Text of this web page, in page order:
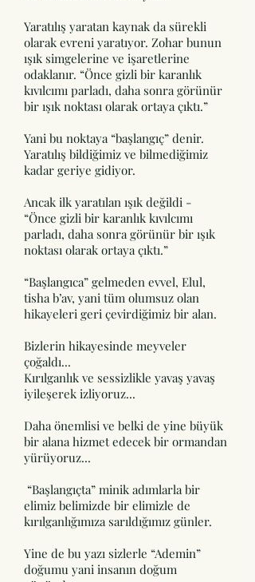
Yaratılış yaratan kaynak da sürekli
olarak evreni yaratıyor. Zohar bunun
ışık simgelerine ve işaretlerine
odaklanır. “Önce gizli bir karanlık
kıvılcımı parladı, daha sonra görünür
bir ışık noktası olarak ortaya çıktı.”
Yani bu noktaya “başlangıç” denir.
Yaratılış bildiğimiz ve bilmediğimiz
kadar geriye gidiyor.
Ancak ilk yaratılan ışık değildi -
“Önce gizli bir karanlık kıvılcımı
parladı, daha sonra görünür bir ışık
noktası olarak ortaya çıktı.”
“Başlangıca” gelmeden evvel, Elul,
tisha b’av, yani tüm olumsuz olan
hikayeleri geri çevirdiğimiz bir alan.
Bizlerin hikayesinde meyveler
çoğaldı...
Kırılganlık ve sessizlikle yavaş yavaş
iyileşerek izliyoruz...
Daha önemlisi ve belki de yine büyük
bir alana hizmet edecek bir ormandan
yürüyoruz...
“Başlangıçta” minik adımlarla bir
elimiz belimizde bir elimizle de
kırılganlığımıza sarıldığımız günler.
Yine de bu yazı sizlerle “Ademin”
doğumu yani insanın doğum